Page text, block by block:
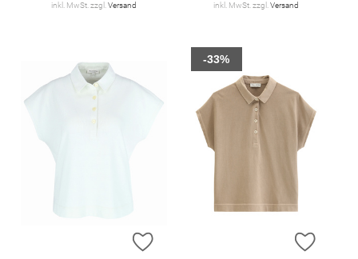
inkl. MwSt. zzgl.Versand inkl. MwSt. zzgl.Versand
ZUR WUNSCHLISTE HINZUFÜGEN
ZUR
-33%